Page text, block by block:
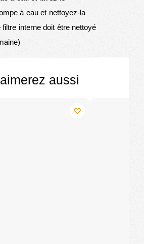
à eau et nettoyez-la
interne doit être nettoyé
aussi